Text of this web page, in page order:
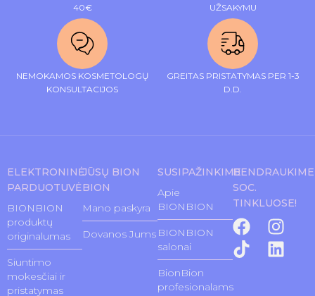
40€
UŽSAKYMU
NEMOKAMOS KOSMETOLOGŲ
KONSULTACIJOS
GREITAS PRISTATYMAS PER 1-3
D.D.
ELEKTRONINĖ
PARDUOTUVĖ
BIONBION
produktų
originalumas
Siuntimo
mokesčiai ir
pristatymas
JŪSŲ BION
BION
Mano paskyra
Dovanos Jums
SUSIPAŽINKIME
Apie
BIONBION
BIONBION
salonai
BionBion
profesionalams
BENDRAUKIME
SOC.
TINKLUOSE!